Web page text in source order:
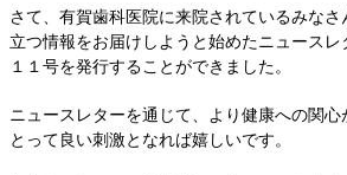
さて、有賀歯科医院に来院されているみな
立つ情報をお届けしようと始めたニュース
１１号を発行することができました。
ニュースレターを通じて、より健康への関心
とって良い刺激となれば嬉しいです。